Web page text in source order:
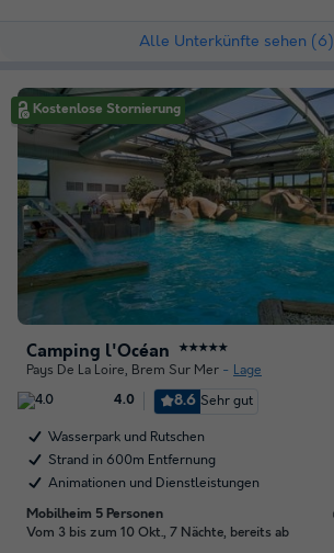
Alle Unterkünfte sehen (6)
Kostenlose Stornierung
Camping l'Océan ★★★★★
Pays De La Loire, Brem Sur Mer Lage
4.0 8.6 Sehr gut
Wasserpark und Rutschen
Strand in 600m Entfernung
Animationen und Dienstleistungen
Mobilheim 5 Personen
Vom 3 bis zum 10 Okt., 7 Nächte, bereits ab